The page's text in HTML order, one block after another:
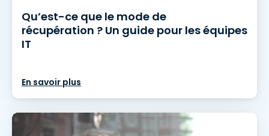
Qu’est-ce que le mode de
récupération ? Un guide pour les équipes
IT
En savoir plus